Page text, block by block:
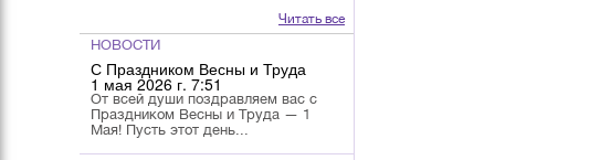
Читать все
НОВОСТИ
С Праздником Весны и Труда
1 мая 2026 г. 7:51
От всей души поздравляем вас с
Праздником Весны и Труда — 1
Мая! Пусть этот день...